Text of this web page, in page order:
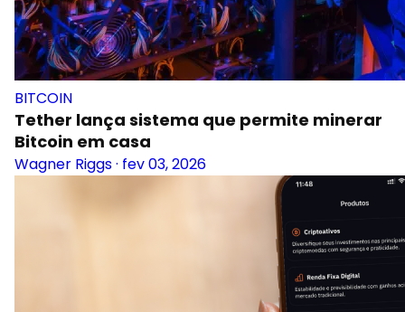
BITCOIN
Tether lança sistema que permite minerar
Bitcoin em casa
Wagner Riggs· fev 03, 2026